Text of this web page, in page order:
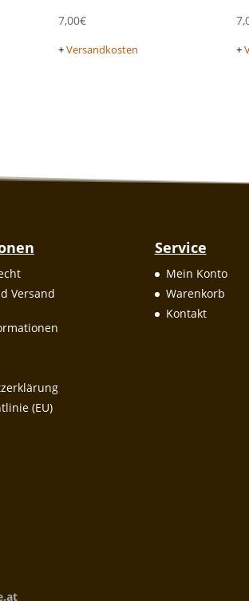
7,00€
+Versandkosten +
Versand
(EU)
Service
Mein Konto
Warenkorb
Kontakt